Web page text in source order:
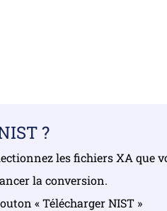
?
les fichiers XA que
la conversion.
« Télécharger NIST »